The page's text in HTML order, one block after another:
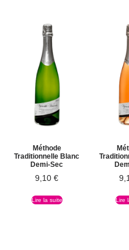
Méthode
Traditionnelle Blanc
Demi-Sec
9,10 €
Lire la suite Lire